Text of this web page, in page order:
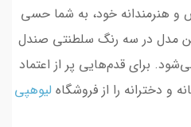
و هنرمندانه خود، به شما حسی
مدل در سه رنگ سلطنتی صندل
برای قدم‌هایی پر از اعتماد
و دخترانه را از فروشگاه لیوهپی